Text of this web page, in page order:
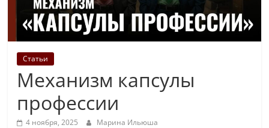
Статьи
Механизм капсулы
профессии
4 ноября, 2025 Марина Ильюша